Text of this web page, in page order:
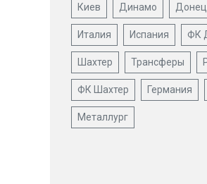
Киев Динамо
Италия Испания ФК
Шахтер Трансферы
ФК Шахтер Германия
Металлург